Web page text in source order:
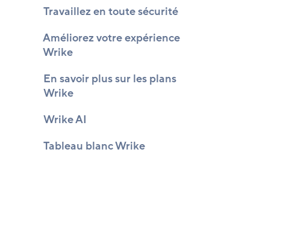
Travaillez en toute sécurité
Améliorez votre expérience
Wrike
En savoir plus sur les plans
Wrike
Wrike AI
Tableau blanc Wrike